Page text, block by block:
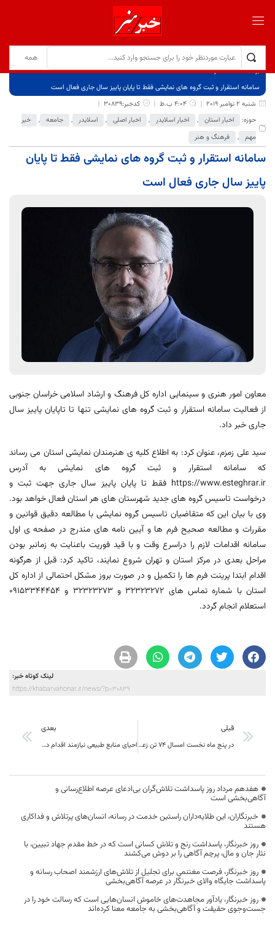
برگ نخست
نوشته‌ها
سامانه استقرار و ثبت گروه های نمایشی فقط تا پایان پاییز سال جاری فعال است
شنبه 2 نوامبر 2019
4:04 ب.ظ
کدخبر:30839
حوزه:
اخبار استان , اخبار اسلایدر , اخبار اصلی , اسلایدر , جامعه ,
خبر
مهم , فرهنگ و هنر
سامانه استقرار و ثبت گروه های نمایشی فقط تا پایان
پاییز سال جاری فعال است
معاون امور هنری و سینمایی اداره کل فرهنگ و ارشاد اسلامی خراسان جنوبی
از فعالیت سامانه استقرار و ثبت گروه های نمایشی تنها تا تاپایان پاییز سال
جاری خبر داد.
سید علی زمزم، عنوان کرد: به اطلاع کلیه ی هنرمندان نمایشی استان می رساند
که سامانه استقرار و ثبت گروه های نمایشی به آدرس
https://www.esteghrar.ir فقط تا پایان پاییز سال جاری جهت ثبت و
درخواست تاسیس گروه های جدید شهرستان های هر استان فعال خواهد بود.
وی با بیان این که متقاضیان تاسیس گروه نمایشی با مطالعه دقیق قوانین و
مقررات و مطالعه صحیح فرم ها و آیین نامه های مندرج در صفحه ی اول
سامانه اقدامات لازم را دراسرع وقت و با قید فوریت باعنایت به زمانبر بودن
مراحل بعدی در مرکز استان و تهران شروع نمایند، تاکید کرد: قبل از هرگونه
اقدام ابتدا پرینت فرم ها را تکمیل و در صورت بروز مشکل احتمالی از اداره کل
استان با شماره تماس های ۳۲۳۲۳۲۷۲ و ۳۲۳۲۳۲۷۳ و ۰۹۱۵۳۳۴۴۴۵۴
استعلام انجام گردد.
لینک کوتاه خبر:
https://khabarvahonar.ir/news/?p=30839
قبلی
در پنج ماه نخست امسال ۷۴ تن زعفران صادر شده است
بعدی
احیای منابع طبیعی نیازمند اقدام دوسویه دولت و مردم است
هفدهم مرداد روز پاسداشت تلاش‌گران بی‌ادعای عرصه اطلاع‌رسانی و
آگاهی‌بخشی است
خبرنگاران، این طلایه‌داران راستین خدمت در رسانه، انسان‌های پرتلاش و فداکاری
هستند
روز خبرنگار، پاسداشت رنج و تلاش کسانی است که در خط مقدم جهاد تبیین، با
نثار جان و مال، پرچم آگاهی را بر دوش می‌کشند
روز خبرنگار، فرصت مغتنمی برای تجلیل از تلاش‌های ارزشمند اصحاب رسانه و
پاسداشت جایگاه والای خبرنگار در عرصه آگاهی‌بخشی
روز خبرنگار، یادآور مجاهدت‌های خاموش انسان‌هایی است که رسالت خود را در
جست‌وجوی حقیقت و آگاهی‌بخشی به جامعه معنا کرده‌اند